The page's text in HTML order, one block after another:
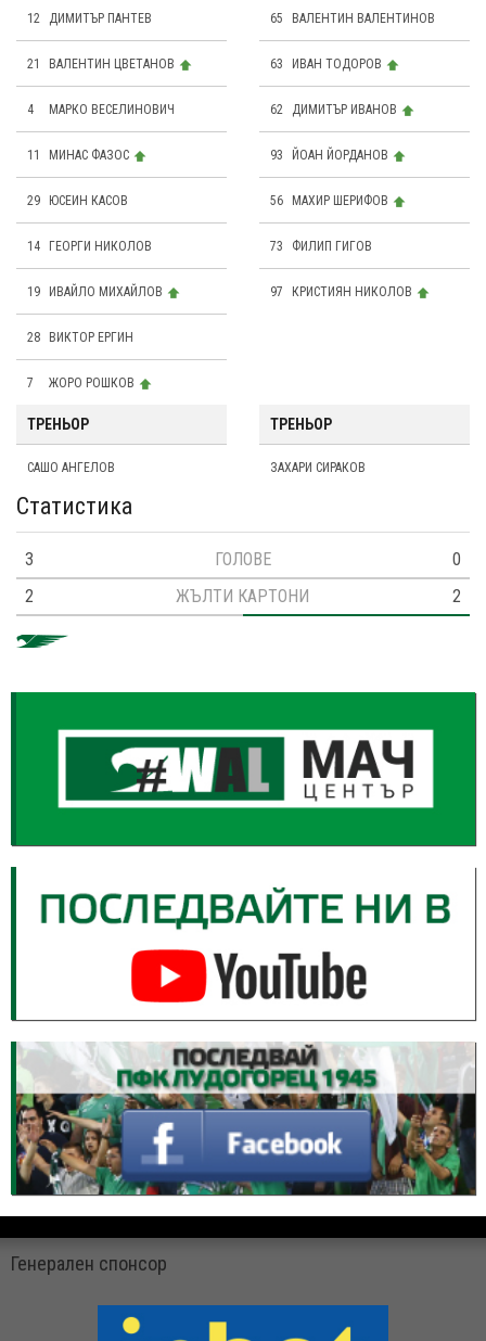
12 ДИМИТЪР ПАНТЕВ
21 ВАЛЕНТИН ЦВЕТАНОВ
4 МАРКО ВЕСЕЛИНОВИЧ
11 МИНАС ФАЗОС
29 ЮСЕИН КАСОВ
14 ГЕОРГИ НИКОЛОВ
19 ИВАЙЛО МИХАЙЛОВ
28 ВИКТОР ЕРГИН
7 ЖОРО РОШКОВ
65 ВАЛЕНТИН ВАЛЕНТИНОВ
63 ИВАН ТОДОРОВ
62 ДИМИТЪР ИВАНОВ
93 ЙОАН ЙОРДАНОВ
56 МАХИР ШЕРИФОВ
73 ФИЛИП ГИГОВ
97 КРИСТИЯН НИКОЛОВ
ТРЕНЬОР
САШО АНГЕЛОВ
ТРЕНЬОР
ЗАХАРИ СИРАКОВ
Статистика
3 ГОЛОВЕ
0
2
ЖЪЛТИ КАРТОНИ 2
Генерален спонсор